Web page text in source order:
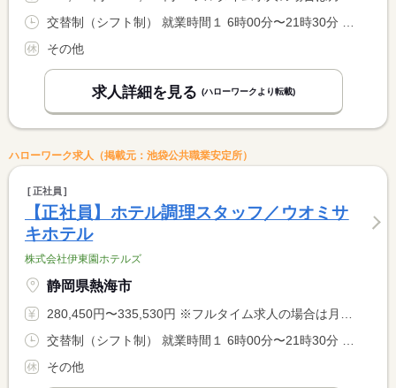
その他
求人詳細を見る (ハローワークより転載)
ハローワーク求人（掲載元：池袋公共職業安定所）
正社員
【正社員】ホテル調理スタッフ／ウオミサ
キホテル
株式会社伊東園ホテルズ
静岡県熱海市
280,450円〜335,530円 ※フルタイム求人の場合は月額（換算額）、パート求人の場合は時間額を表示しています。
その他